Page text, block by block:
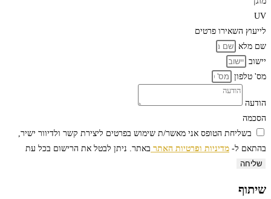
UV
לייעוץ השאירו פרטים
שם מלא
יישוב
מס' טלפון
הודעה
הסכמה
בשליחת הטופס אני מאשר/ת שימוש בפרטים ליצירת קשר ולדיוור ישיר,
בהתאם ל- מדיניות ופרטיות האתר באתר. ניתן לבטל את הרישום בכל עת
שליחה
שיתוף